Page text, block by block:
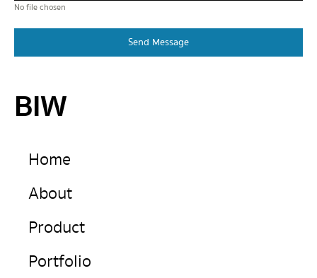
No file chosen
Send Message
BIW
Home
About
Product
Portfolio